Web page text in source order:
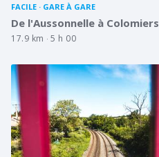
FACILE GARE À GARE
De l'Aussonnelle à Colomiers
17.9 km 5 h 00